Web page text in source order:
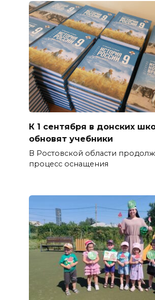
К 1 сентября в донских
обновят учебники
В Ростовской области
процесс оснащения